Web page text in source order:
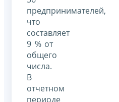
предпринимателей,
что
составляет
9 % от
общего
числа.
В
отчетном
периоде